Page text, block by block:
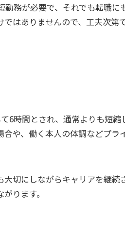
務が必要で、それでも転職に
はありませんので、工夫次第
6時間とされ、通常よりも短
や、働く本人の体調などプラ
切にしながらキャリアを継続
ります。